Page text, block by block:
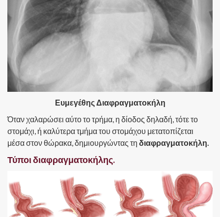
Ευμεγέθης Διαφραγματοκήλη
Όταν χαλαρώσει αύτο το τρήμα, η δίοδος δηλαδή, τότε το
στομάχι, ή καλύτερα τμήμα του στομάχου μετατοπίζεται
μέσα στον θώρακα, δημιουργώντας τη διαφραγματοκήλη.
Τύποι διαφραγματοκήλης.